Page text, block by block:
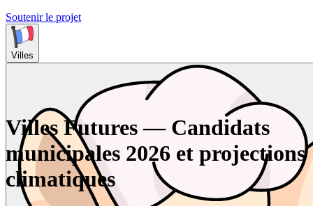
Soutenir le projet
Villes
Villes Futures — Candidats
municipales 2026 et projections
climatiques